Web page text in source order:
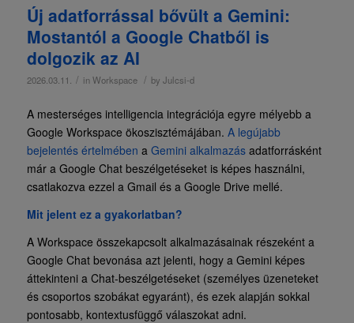
Új adatforrással bővült a Gemini:
Mostantól a Google Chatből is
dolgozik az AI
2026.03.11. / inWorkspace / by Julcsi-d
A mesterséges intelligencia integrációja egyre mélyebb a
Google Workspace ökoszisztémájában. A legújabb
bejelentés értelmében a Gemini alkalmazásadatforrásként
már a Google Chat beszélgetéseket is képes használni,
csatlakozva ezzel a Gmail és a Google Drive mellé.
Mit jelent ez a gyakorlatban?
A Workspace összekapcsolt alkalmazásainak részeként a
Google Chat bevonása azt jelenti, hogy a Gemini képes
áttekinteni a Chat-beszélgetéseket (személyes üzeneteket
és csoportos szobákat egyaránt), és ezek alapján sokkal
pontosabb, kontextusfüggő válaszokat adni.